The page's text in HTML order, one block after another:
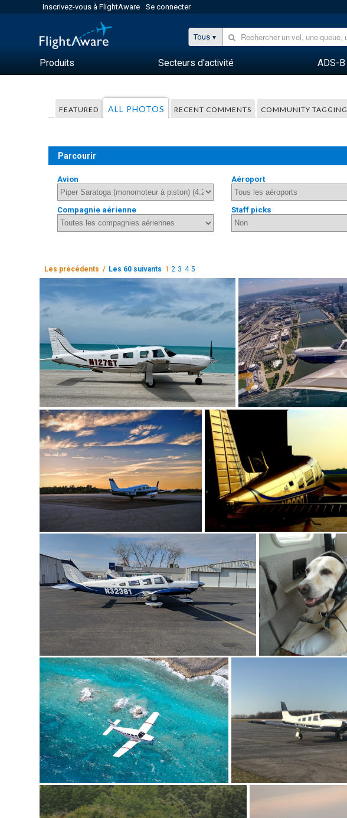
Inscrivez-vous à FlightAware Se connecter
Tous
Produits Secteurs d'activité ADS-B
FEATURED ALL PHOTOS RECENT COMMENTS COMMUNITY TAGGING
Parcourir
Avion Aéroport
Compagnie aérienne Staff picks
Les précédents / Les 60 suivants 1 2 3 4 5